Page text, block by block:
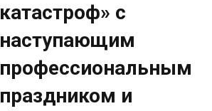
катастроф» с
наступающим
профессиональным
праздником и